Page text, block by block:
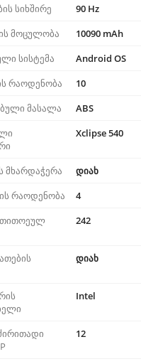
სიხშირე
90 Hz
მოცულობა
10090 mAh
სისტემა
Android OS
რაოდენობა
10
მასალა
ABS
Xclipse 540
მხარდაჭერა
დიახ
რაოდენობა
4
242
დიახ
Intel
12